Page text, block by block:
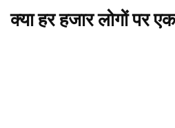
क्या हर हजार लोगों पर